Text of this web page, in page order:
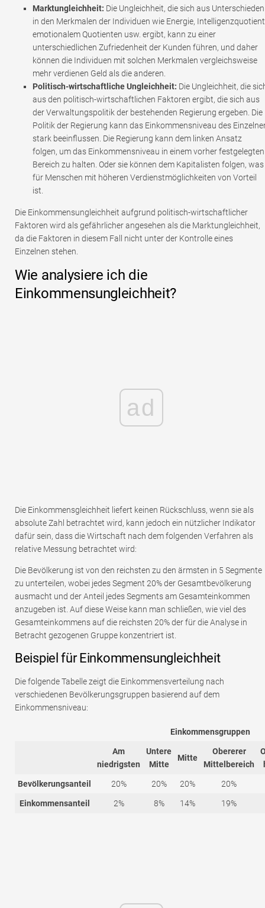
Marktungleichheit: Die Ungleichheit, die sich aus Unterschieden
in den Merkmalen der Individuen wie Energie,
emotionalem Quotienten usw. ergibt, kann zu einer
unterschiedlichen Zufriedenheit der Kunden führen, und daher
können die Individuen mit solchen Merkmalen vergleichsweise
mehr verdienen Geld als die anderen.
Politisch-wirtschaftliche Ungleichheit: Die Ungleichheit, die
aus den politisch-wirtschaftlichen Faktoren ergibt, die sich aus
der Verwaltungspolitik der bestehenden Regierung ergeben. Die
Politik der Regierung kann das Einkommensniveau des
stark beeinflussen. Die Regierung kann dem linken Ansatz
folgen, um das Einkommensniveau in einem vorher festgelegten
Bereich zu halten. Oder sie können dem Kapitalisten folgen, was
für Menschen mit höheren Verdienstmöglichkeiten von Vorteil
ist.
Die Einkommensungleichheit aufgrund politisch-wirtschaftlicher
Faktoren wird als gefährlicher angesehen als die Marktungleichheit,
da die Faktoren in diesem Fall nicht unter der Kontrolle eines
Einzelnen stehen.
Wie analysiere ich die
Einkommensungleichheit?
ad
Die Einkommensgleichheit liefert keinen Rückschluss, wenn sie als
absolute Zahl betrachtet wird, kann jedoch ein nützlicher Indikator
dafür sein, dass die Wirtschaft nach dem folgenden Verfahren als
relative Messung betrachtet wird:
Die Bevölkerung ist von den reichsten zu den ärmsten in 5 Segmente
zu unterteilen, wobei jedes Segment 20% der Gesamtbevölkerung
ausmacht und der Anteil jedes Segments am Gesamteinkommen
anzugeben ist. Auf diese Weise kann man schließen, wie viel des
Gesamteinkommens auf die reichsten 20% der für die Analyse in
Betracht gezogenen Gruppe konzentriert ist.
Beispiel für Einkommensungleichheit
Die folgende Tabelle zeigt die Einkommensverteilung nach
verschiedenen Bevölkerungsgruppen basierend auf dem
Einkommensniveau:
Einkommensgruppen
Am
niedrigsten
Untere
Mitte
Mitte
Obererer
Mittelbereich
Bevölkerungsanteil 20% 20% 20% 20%
Einkommensanteil 2% 8% 14% 19%